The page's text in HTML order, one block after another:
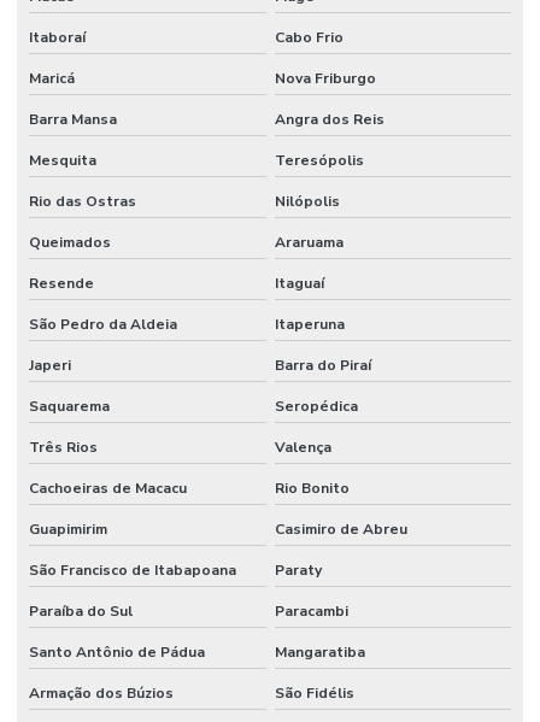
Dispositivo De Segurança
Distribuidor De Engate Rápido Hidráulico
Distribuidor De Mangote Em Minas Gerais
Distribuidor De Mangueira Flat Em Minas Gerais
Distribuidor De Mangueira Pneumática
Distribuidor De Mangueira Preta Óleo
Distribuidora De Mangote Bomba De Concreto Mg
Distribuidora De Mangueira Jato Areia Em Minas Gerais
Distribuidora De Válvula Pneumática Em Minas Gerais
Distribuidora Mangueira Solda Minas Gerais
Engate Rápido Hidráulico
Firesleeve Cerâmica Para Indústria
Firesleeve Fibra De Vidro
Flange Aço Carbono
Flange Aço Carbono Classe 150 Lbs
Itaboraí Cabo Frio
Maricá Nova Friburgo
Barra Mansa Angra dos Reis
Mesquita Teresópolis
Rio das Ostras Nilópolis
Queimados Araruama
Resende Itaguaí
São Pedro da Aldeia Itaperuna
Japeri Barra do Piraí
Saquarema Seropédica
Três Rios Valença
Cachoeiras de Macacu Rio Bonito
Guapimirim Casimiro de Abreu
São Francisco de Itabapoana Paraty
Paraíba do Sul Paracambi
Santo Antônio de Pádua Mangaratiba
Armação dos Búzios São Fidélis